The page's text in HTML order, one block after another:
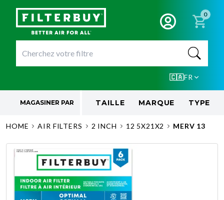
0
🇨🇦FR
MAGASINER PAR TAILLE MARQUE TYPE
HOME AIR FILTERS 2 INCH 12 5X21X2 MERV 13